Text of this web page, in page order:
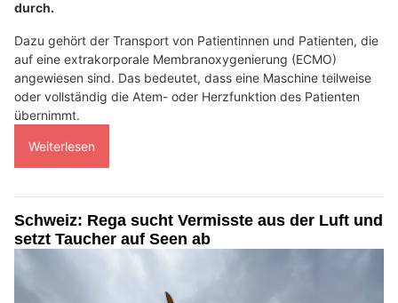
durch.
Dazu gehört der Transport von Patientinnen und Patienten, die
auf eine extrakorporale Membranoxygenierung (ECMO)
angewiesen sind. Das bedeutet, dass eine Maschine teilweise
oder vollständig die Atem- oder Herzfunktion des Patienten
übernimmt.
Weiterlesen
Schweiz: Rega sucht Vermisste aus der Luft und
setzt Taucher auf Seen ab